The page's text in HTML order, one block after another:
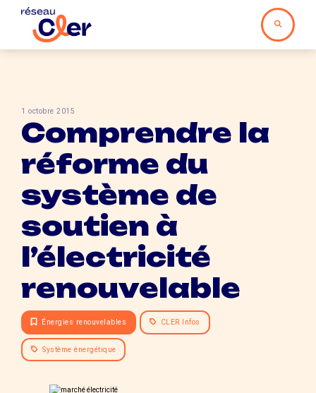
1 octobre 2015
Comprendre la
réforme du
système de
soutien à
l’électricité
renouvelable
Énergies renouvelables CLER Infos
Système énergétique